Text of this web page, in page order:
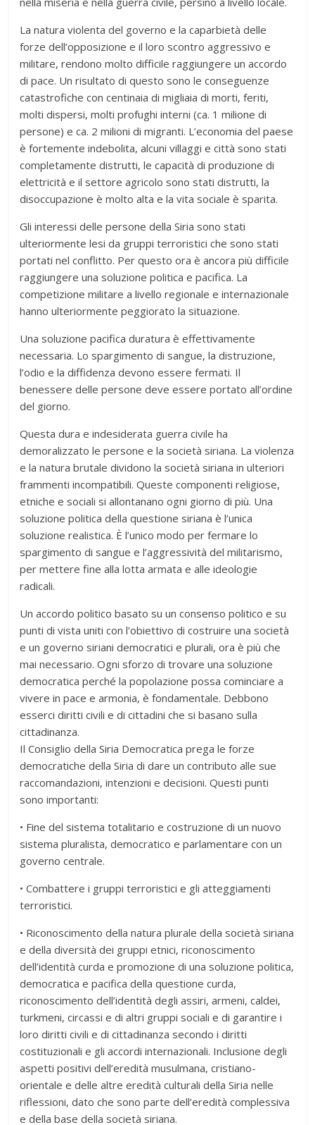
La natura violenta del governo e la caparbietà delle
forze dell’opposizione e il loro scontro aggressivo e
militare, rendono molto difficile raggiungere un accordo
di pace. Un risultato di questo sono le conseguenze
catastrofiche con centinaia di migliaia di morti, feriti,
molti dispersi, molti profughi interni (ca. 1 milione di
persone) e ca. 2 milioni di migranti. L’economia del paese
è fortemente indebolita, alcuni villaggi e città sono stati
completamente distrutti, le capacità di produzione di
elettricità e il settore agricolo sono stati distrutti, la
disoccupazione è molto alta e la vita sociale è sparita.
Gli interessi delle persone della Siria sono stati
ulteriormente lesi da gruppi terroristici che sono stati
portati nel conflitto. Per questo ora è ancora più difficile
raggiungere una soluzione politica e pacifica. La
competizione militare a livello regionale e internazionale
hanno ulteriormente peggiorato la situazione.
Una soluzione pacifica duratura è effettivamente
necessaria. Lo spargimento di sangue, la distruzione,
l’odio e la diffidenza devono essere fermati. Il
benessere delle persone deve essere portato all’ordine
del giorno.
Questa dura e indesiderata guerra civile ha
demoralizzato le persone e la società siriana. La violenza
e la natura brutale dividono la società siriana in ulteriori
frammenti incompatibili. Queste componenti religiose,
etniche e sociali si allontanano ogni giorno di più. Una
soluzione politica della questione siriana è l’unica
soluzione realistica. È l’unico modo per fermare lo
spargimento di sangue e l’aggressività del militarismo,
per mettere fine alla lotta armata e alle ideologie
radicali.
Un accordo politico basato su un consenso politico e su
punti di vista uniti con l’obiettivo di costruire una società
e un governo siriani democratici e plurali, ora è più che
mai necessario. Ogni sforzo di trovare una soluzione
democratica perché la popolazione possa cominciare a
vivere in pace e armonia, è fondamentale. Debbono
esserci diritti civili e di cittadini che si basano sulla
cittadinanza.
Il Consiglio della Siria Democratica prega le forze
democratiche della Siria di dare un contributo alle sue
raccomandazioni, intenzioni e decisioni. Questi punti
sono importanti:
• Fine del sistema totalitario e costruzione di un nuovo
sistema pluralista, democratico e parlamentare con un
governo centrale.
• Combattere i gruppi terroristici e gli atteggiamenti
terroristici.
• Riconoscimento della natura plurale della società siriana
e della diversità dei gruppi etnici, riconoscimento
dell’identità curda e promozione di una soluzione politica,
democratica e pacifica della questione curda,
riconoscimento dell’identità degli assiri, armeni, caldei,
turkmeni, circassi e di altri gruppi sociali e di garantire i
loro diritti civili e di cittadinanza secondo i diritti
costituzionali e gli accordi internazionali. Inclusione degli
aspetti positivi dell’eredità musulmana, cristiano-
orientale e delle altre eredità culturali della Siria nelle
riflessioni, dato che sono parte dell’eredità complessiva
e della base della società siriana.